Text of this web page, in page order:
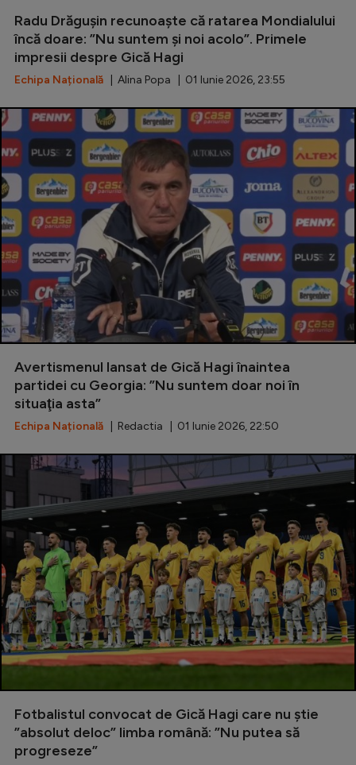
Intră în cont
Radu Drăgușin recunoaște că ratarea Mondialului
încă doare: ”Nu suntem și noi acolo”. Primele
impresii despre Gică Hagi
Echipa Națională | Alina Popa | 01 Iunie 2026, 23:55
Avertismenul lansat de Gică Hagi înaintea
partidei cu Georgia: ”Nu suntem doar noi în
situaţia asta”
Echipa Națională | Redactia | 01 Iunie 2026, 22:50
Fotbalistul convocat de Gică Hagi care nu știe
”absolut deloc” limba română: ”Nu putea să
progreseze”